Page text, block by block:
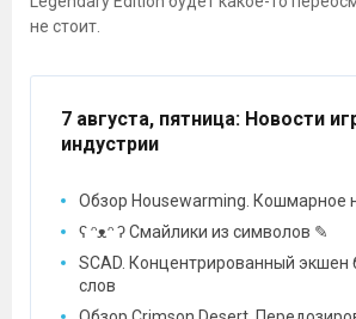
не стоит.
7 августа, пятница: Новости
индустрии
Обзор Housewarming. Кошмарное
ʕ ᵔᴥᵔ ʔ Смайлики из символов ✎
SCAD. Концентрированный экшен
слов